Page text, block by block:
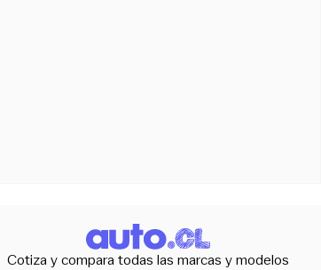
Cotiza y compara todas las marcas y modelos